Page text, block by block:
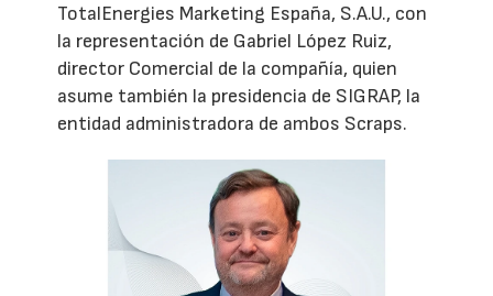
TotalEnergies Marketing España, S.A.U., con
la representación de Gabriel López Ruiz,
director Comercial de la compañía, quien
asume también la presidencia de SIGRAP, la
entidad administradora de ambos Scraps.